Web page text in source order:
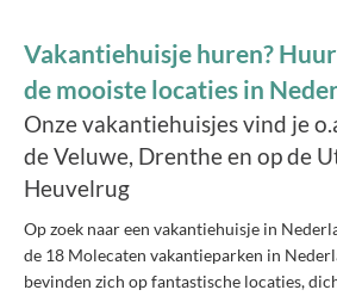
Vakantiehuisje huren?
de mooiste locaties in
Onze vakantiehuisjes vind je
de Veluwe, Drenthe en op de
Heuvelrug
Op zoek naar een vakantiehuisje in
de 18 Molecaten vakantieparken in
bevinden zich op fantastische locaties,